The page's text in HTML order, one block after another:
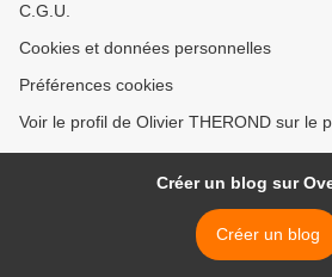
C.G.U.
Cookies et données personnelles
Préférences cookies
Voir le profil de Olivier THEROND sur le
Créer un blog sur
Créer un blog